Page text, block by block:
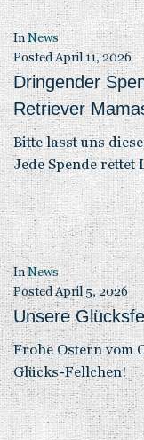
InNews
PostedApril 11, 2026
Dringender
Retriever
Bitte lasst uns
Jede Spende rettet
InNews
PostedApril 5, 2026
Unsere
Frohe Ostern vom
Glücks-Fellchen!